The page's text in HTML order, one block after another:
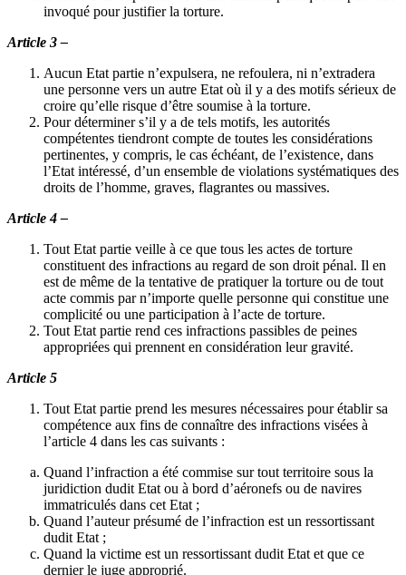
invoqué pour justifier la torture.
Article 3 –
Aucun Etat partie n’expulsera, ne refoulera, ni n’extradera
une personne vers un autre Etat où il y a des motifs sérieux de
croire qu’elle risque d’être soumise à la torture.
Pour déterminer s’il y a de tels motifs, les autorités
compétentes tiendront compte de toutes les considérations
pertinentes, y compris, le cas échéant, de l’existence, dans
l’Etat intéressé, d’un ensemble de violations systématiques des
droits de l’homme, graves, flagrantes ou massives.
Article 4 –
Tout Etat partie veille à ce que tous les actes de torture
constituent des infractions au regard de son droit pénal. Il en
est de même de la tentative de pratiquer la torture ou de tout
acte commis par n’importe quelle personne qui constitue une
complicité ou une participation à l’acte de torture.
Tout Etat partie rend ces infractions passibles de peines
appropriées qui prennent en considération leur gravité.
Article 5
Tout Etat partie prend les mesures nécessaires pour établir sa
compétence aux fins de connaître des infractions visées à
l’article 4 dans les cas suivants :
Quand l’infraction a été commise sur tout territoire sous la
juridiction dudit Etat ou à bord d’aéronefs ou de navires
immatriculés dans cet Etat ;
Quand l’auteur présumé de l’infraction est un ressortissant
dudit Etat ;
Quand la victime est un ressortissant dudit Etat et que ce
dernier le juge approprié.